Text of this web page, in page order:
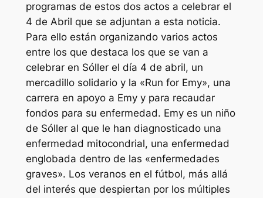
programas de estos dos actos a celebrar el
4 de Abril que se adjuntan a esta noticia.
Para ello están organizando varios actos
entre los que destaca los que se van a
celebrar en Sóller el día 4 de abril, un
mercadillo solidario y la «Run for Emy», una
carrera en apoyo a Emy y para recaudar
fondos para su enfermedad. Emy es un niño
de Sóller al que le han diagnosticado una
enfermedad mitocondrial, una enfermedad
englobada dentro de las «enfermedades
graves». Los veranos en el fútbol, más allá
del interés que despiertan por los múltiples